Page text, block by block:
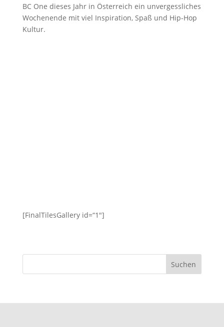
BC One dieses Jahr in Österreich ein unvergessliches
Wochenende mit viel Inspiration, Spaß und Hip-Hop
Kultur.
[FinalTilesGallery id=“1″]